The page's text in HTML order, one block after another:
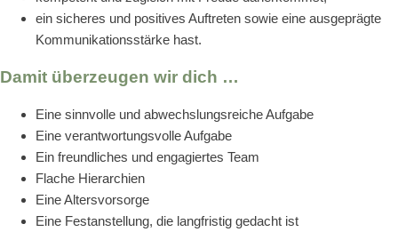
ein sicheres und positives Auftreten sowie eine ausgeprägte
Kommunikationsstärke hast.
Damit überzeugen wir dich …
Eine sinnvolle und abwechslungsreiche Aufgabe
Eine verantwortungsvolle Aufgabe
Ein freundliches und engagiertes Team
Flache Hierarchien
Eine Altersvorsorge
Eine Festanstellung, die langfristig gedacht ist